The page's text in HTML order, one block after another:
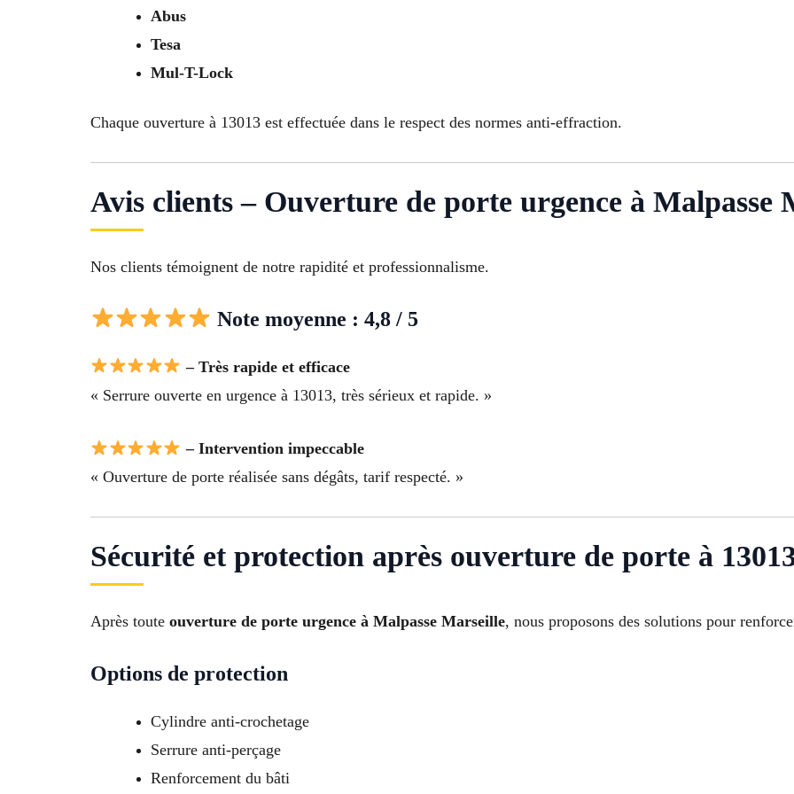
Abus
Tesa
Mul-T-Lock
Chaque ouverture à 13013 est effectuée dans le respect des normes anti-effraction.
Avis clients – Ouverture de porte urgence à Malpasse
Nos clients témoignent de notre rapidité et professionnalisme.
Note moyenne : 4,8 / 5
– Très rapide et efficace
« Serrure ouverte en urgence à 13013, très sérieux et rapide. »
– Intervention impeccable
« Ouverture de porte réalisée sans dégâts, tarif respecté. »
Sécurité et protection après ouverture de porte à
Après toute ouverture de porte urgence à Malpasse Marseille, nous proposons des solutions pour
Options de protection
Cylindre anti-crochetage
Serrure anti-perçage
Renforcement du bâti